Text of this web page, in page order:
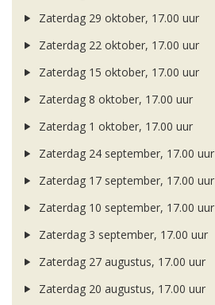
Zaterdag 29 oktober, 17.00 uur
Zaterdag 22 oktober, 17.00 uur
Zaterdag 15 oktober, 17.00 uur
Zaterdag 8 oktober, 17.00 uur
Zaterdag 1 oktober, 17.00 uur
Zaterdag 24 september, 17.00 uur
Zaterdag 17 september, 17.00 uur
Zaterdag 10 september, 17.00 uur
Zaterdag 3 september, 17.00 uur
Zaterdag 27 augustus, 17.00 uur
Zaterdag 20 augustus, 17.00 uur